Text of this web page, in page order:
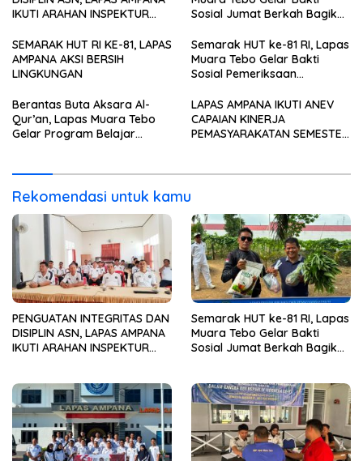
IKUTI ARAHAN INSPEKTUR
KEMENIMIPAS
Sosial Jumat Berkah Bagikan
Masyarakat
SEMARAK HUT RI KE-81, LAPAS
AMPANA AKSI BERSIH
LINGKUNGAN
Semarak HUT ke-81 RI, Lapas
Muara Tebo Gelar Bakti
Sosial Pemeriksaan
Berantas Buta Aksara Al-
Qur’an, Lapas Muara Tebo
Gelar Program Belajar
LAPAS AMPANA IKUTI ANEV
CAPAIAN KINERJA
PEMASYARAKATAN SEMESTER
Rekomendasi untuk kamu
PENGUATAN INTEGRITAS DAN
DISIPLIN ASN, LAPAS AMPANA
IKUTI ARAHAN INSPEKTUR
Semarak HUT ke-81 RI, Lapas
Muara Tebo Gelar Bakti
Sosial Jumat Berkah Bagikan